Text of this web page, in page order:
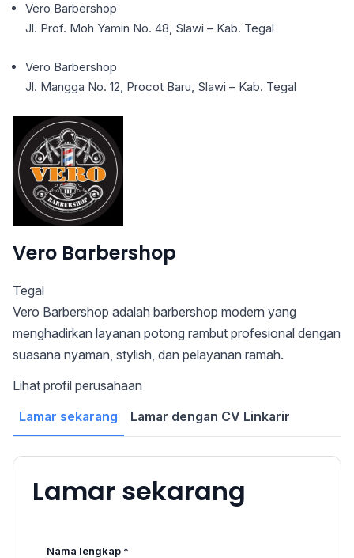
Vero Barbershop
Jl. Prof. Moh Yamin No. 48, Slawi – Kab. Tegal
Vero Barbershop
Jl. Mangga No. 12, Procot Baru, Slawi – Kab. Tegal
Vero Barbershop
Tegal
Vero Barbershop adalah barbershop modern yang
menghadirkan layanan potong rambut profesional dengan
suasana nyaman, stylish, dan pelayanan ramah.
Lihat profil perusahaan
Lamar sekarang
Lamar dengan CV Linkarir
Lamar sekarang
Nama lengkap *